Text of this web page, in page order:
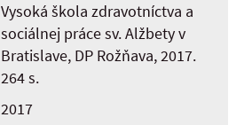
Vysoká škola zdravotníctva a
sociálnej práce sv. Alžbety v
Bratislave, DP Rožňava, 2017.
264 s.
2017